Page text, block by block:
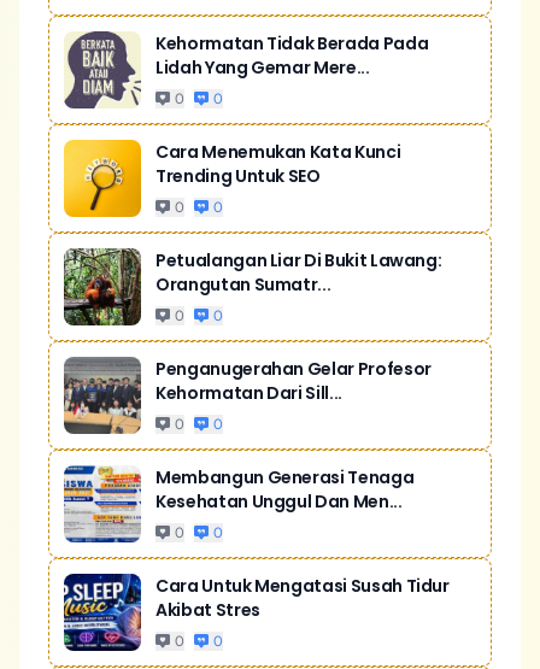
Kehormatan Tidak Berada Pada
Lidah Yang Gemar Mere...
0 0
Cara Menemukan Kata Kunci
Trending Untuk SEO
0 0
Petualangan Liar Di Bukit Lawang:
Orangutan Sumatr...
0 0
Penganugerahan Gelar Profesor
Kehormatan Dari Sill...
0 0
Membangun Generasi Tenaga
Kesehatan Unggul Dan Men...
0 0
Cara Untuk Mengatasi Susah Tidur
Akibat Stres
0 0